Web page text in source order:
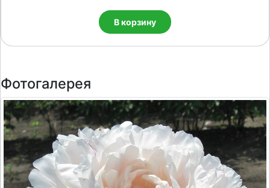
В корзину
Фотогалерея